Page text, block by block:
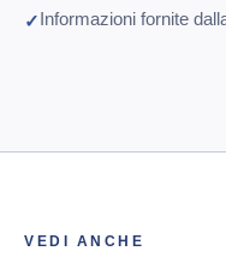
Informazioni fornite
VEDI ANCHE